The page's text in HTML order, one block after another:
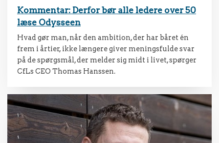
Kommentar: Derfor bør alle ledere over 50
læse Odysseen
Hvad gør man, når den ambition, der har båret én
frem i årtier, ikke længere giver meningsfulde svar
på de spørgsmål, der melder sig midt i livet, spørger
CfLs CEO Thomas Hanssen.